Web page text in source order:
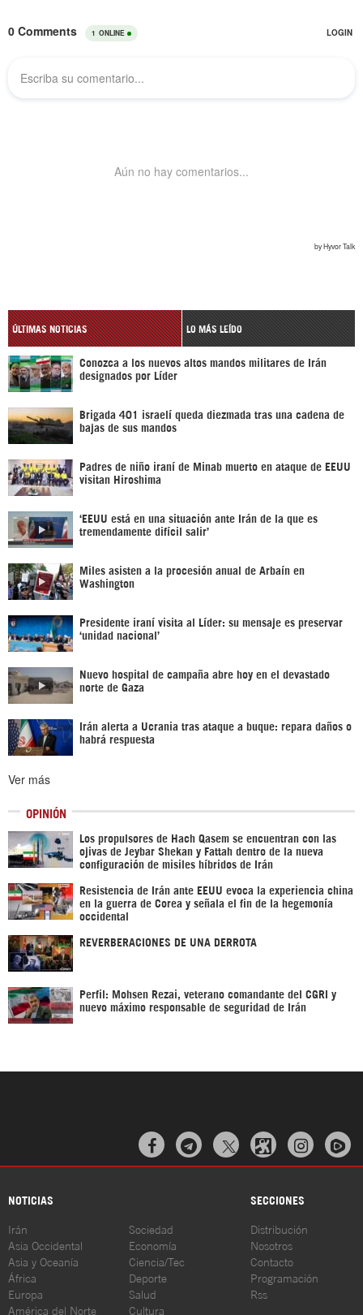
ÚLTIMAS NOTICIAS LO MÁS LEÍDO
Conozca a los nuevos altos mandos militares de Irán
designados por Líder
Brigada 401 israelí queda diezmada tras una cadena de
bajas de sus mandos
Padres de niño iraní de Minab muerto en ataque de EEUU
visitan Hiroshima
‘EEUU está en una situación ante Irán de la que es
tremendamente difícil salir’
Miles asisten a la procesión anual de Arbaín en
Washington
Presidente iraní visita al Líder: su mensaje es preservar
‘unidad nacional’
Nuevo hospital de campaña abre hoy en el devastado
norte de Gaza
Irán alerta a Ucrania tras ataque a buque: repara daños o
habrá respuesta
Ver más
OPINIÓN
Los propulsores de Hach Qasem se encuentran con las
ojivas de Jeybar Shekan y Fattah dentro de la nueva
configuración de misiles híbridos de Irán
Resistencia de Irán ante EEUU evoca la experiencia china
en la guerra de Corea y señala el fin de la hegemonía
occidental
REVERBERACIONES DE UNA DERROTA
Perfil: Mohsen Rezai, veterano comandante del CGRI y
nuevo máximo responsable de seguridad de Irán
  
NOTICIAS SECCIONES
Irán
Asia Occidental
Asia y Oceanía
África
Europa
América del Norte
Sociedad
Economía
Ciencia/Tec
Deporte
Salud
Cultura
Distribución
Nosotros
Contacto
Programación
Rss